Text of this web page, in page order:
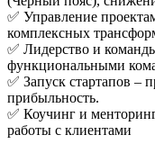
✅ Управление
комплексных
✅ Лидерство и
функциональными
✅ Запуск стартапов –
прибыльность.
✅ Коучинг и
работы с клиентами